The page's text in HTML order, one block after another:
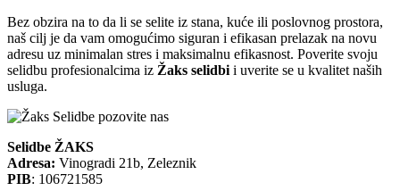
Bez obzira na to da li se selite iz stana, kuće ili poslovnog prostora,
naš cilj je da vam omogućimo siguran i efikasan prelazak na novu
adresu uz minimalan stres i maksimalnu efikasnost. Poverite svoju
selidbu profesionalcima iz Žaks selidbi i uverite se u kvalitet naših
usluga.
Selidbe ŽAKS
Adresa: Vinogradi 21b, Zeleznik
PIB: 106721585